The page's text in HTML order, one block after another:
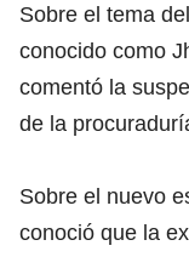
Sobre el tema
conocido como
comentó la
de la
Sobre el nuevo
conoció que la